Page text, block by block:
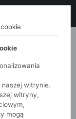
naszej witrynie.
witryny,
mogą